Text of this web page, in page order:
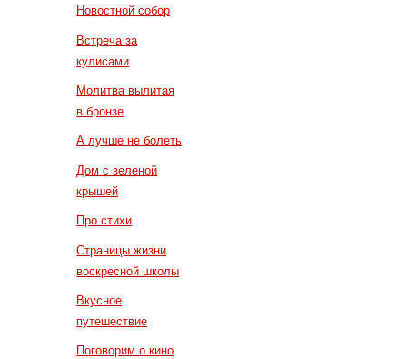
Новостной собор
Встреча за
кулисами
Молитва вылитая
в бронзе
А лучше не болеть
Дом с зеленой
крышей
Про стихи
Страницы жизни
воскресной школы
Вкусное
путешествие
Поговорим о кино